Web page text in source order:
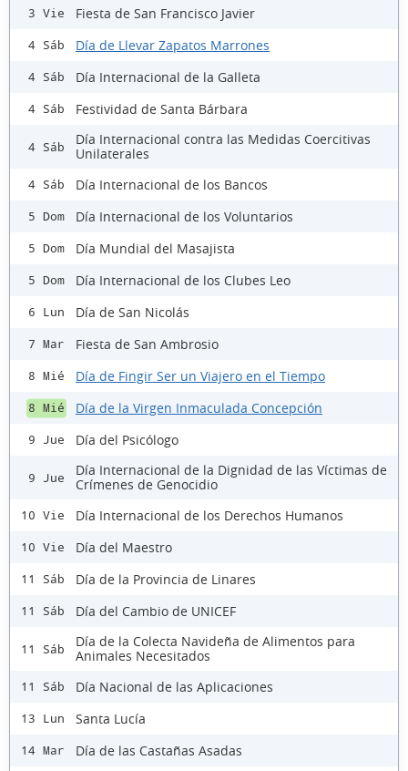
3 Vie Fiesta de San Francisco Javier
4 Sáb Día de Llevar Zapatos Marrones
4 Sáb Día Internacional de la Galleta
4 Sáb Festividad de Santa Bárbara
4 Sáb
Día Internacional contra las Medidas Coercitivas
Unilaterales
4 Sáb Día Internacional de los Bancos
5 Dom Día Internacional de los Voluntarios
5 Dom Día Mundial del Masajista
5 Dom Día Internacional de los Clubes Leo
6 Lun Día de San Nicolás
7 Mar Fiesta de San Ambrosio
8 Mié Día de Fingir Ser un Viajero en el Tiempo
8 Mié Día de la Virgen Inmaculada Concepción
9 Jue Día del Psicólogo
9 Jue
Día Internacional de la Dignidad de las Víctimas de
Crímenes de Genocidio
10 Vie Día Internacional de los Derechos Humanos
10 Vie Día del Maestro
11 Sáb Día de la Provincia de Linares
11 Sáb Día del Cambio de UNICEF
11 Sáb
Día de la Colecta Navideña de Alimentos para
Animales Necesitados
11 Sáb Día Nacional de las Aplicaciones
13 Lun Santa Lucía
14 Mar Día de las Castañas Asadas